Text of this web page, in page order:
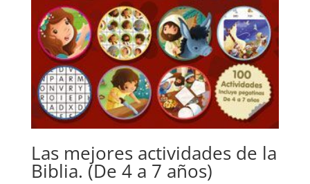
Las mejores actividades de la
Biblia. (De 4 a 7 años)